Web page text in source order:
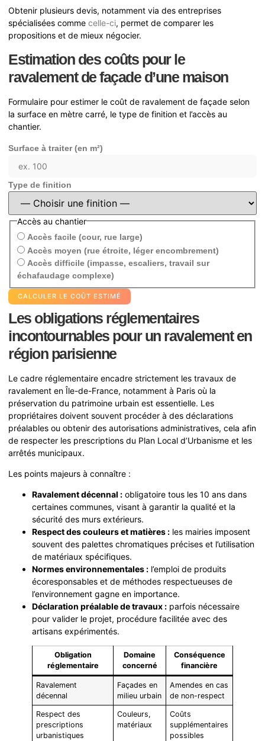
Obtenir plusieurs devis, notamment via des entreprises
spécialisées comme celle-ci, permet de comparer les
propositions et de mieux négocier.
Estimation des coûts pour le
ravalement de façade d’une maison
Formulaire pour estimer le coût de ravalement de façade selon
la surface en mètre carré, le type de finition et l’accès au
chantier.
Surface à traiter (en m²)
Type de finition
Accès au chantier
Accès facile (cour, rue large)
Accès moyen (rue étroite, léger encombrement)
Accès difficile (impasse, escaliers, travail sur
échafaudage complexe)
CALCULER LE COÛT ESTIMÉ
Les obligations réglementaires
incontournables pour un ravalement en
région parisienne
Le cadre réglementaire encadre strictement les travaux de
ravalement en Île-de-France, notamment à Paris où la
préservation du patrimoine urbain est essentielle. Les
propriétaires doivent souvent procéder à des déclarations
préalables ou obtenir des autorisations administratives, cela afin
de respecter les prescriptions du Plan Local d’Urbanisme et les
arrêtés municipaux.
Les points majeurs à connaître :
Ravalement décennal : obligatoire tous les 10 ans dans
certaines communes, visant à garantir la qualité et la
sécurité des murs extérieurs.
Respect des couleurs et matières : les mairies imposent
souvent des palettes chromatiques précises et l’utilisation
de matériaux spécifiques.
Normes environnementales : l’emploi de produits
écoresponsables et de méthodes respectueuses de
l’environnement gagne en importance.
Déclaration préalable de travaux : parfois nécessaire
pour valider le projet, procédure facilitée avec des
artisans expérimentés.
Obligation
réglementaire
Domaine
concerné
Conséquence
financière
Ravalement
décennal
Façades en
milieu urbain
Amendes en cas
de non-respect
Respect des
prescriptions
urbanistiques
Couleurs,
matériaux
Coûts
supplémentaires
possibles